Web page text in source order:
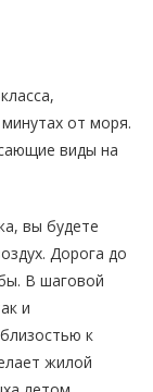
от моря.
виды на
вы будете
Дорога до
В шаговой
и
к
жилой